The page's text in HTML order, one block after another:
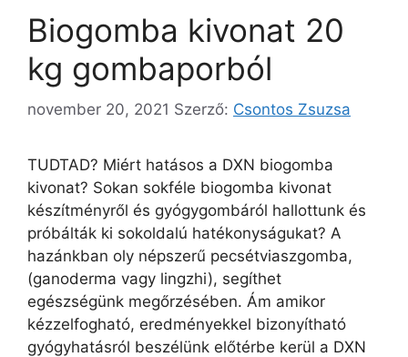
Biogomba kivonat 20
kg gombaporból
november 20, 2021 Szerző: Csontos Zsuzsa
TUDTAD? Miért hatásos a DXN biogomba
kivonat? Sokan sokféle biogomba kivonat
készítményről és gyógygombáról hallottunk és
próbálták ki sokoldalú hatékonyságukat? A
hazánkban oly népszerű pecsétviaszgomba,
(ganoderma vagy lingzhi), segíthet
egészségünk megőrzésében. Ám amikor
kézzelfogható, eredményekkel bizonyítható
gyógyhatásról beszélünk előtérbe kerül a DXN